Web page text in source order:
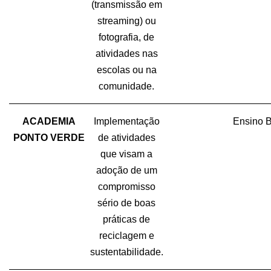
(transmissão em
streaming) ou
fotografia, de
atividades nas
escolas ou na
comunidade.
ACADEMIA
PONTO VERDE
Implementação
de atividades
que visam a
adoção de um
compromisso
sério de boas
práticas de
reciclagem e
sustentabilidade.
Ensino